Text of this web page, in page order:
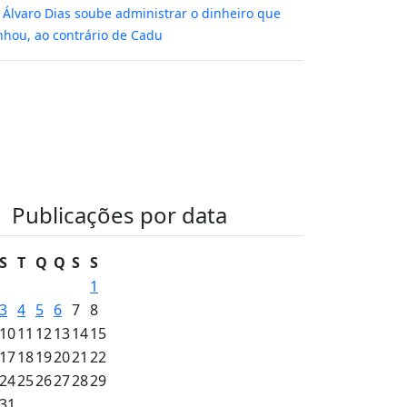
Álvaro Dias soube administrar o dinheiro que
ao contrário de Cadu
Publicações por data
S T Q Q S S
1
3 4 5 6 7 8
1011 12131415
1718192021 22
242526272829